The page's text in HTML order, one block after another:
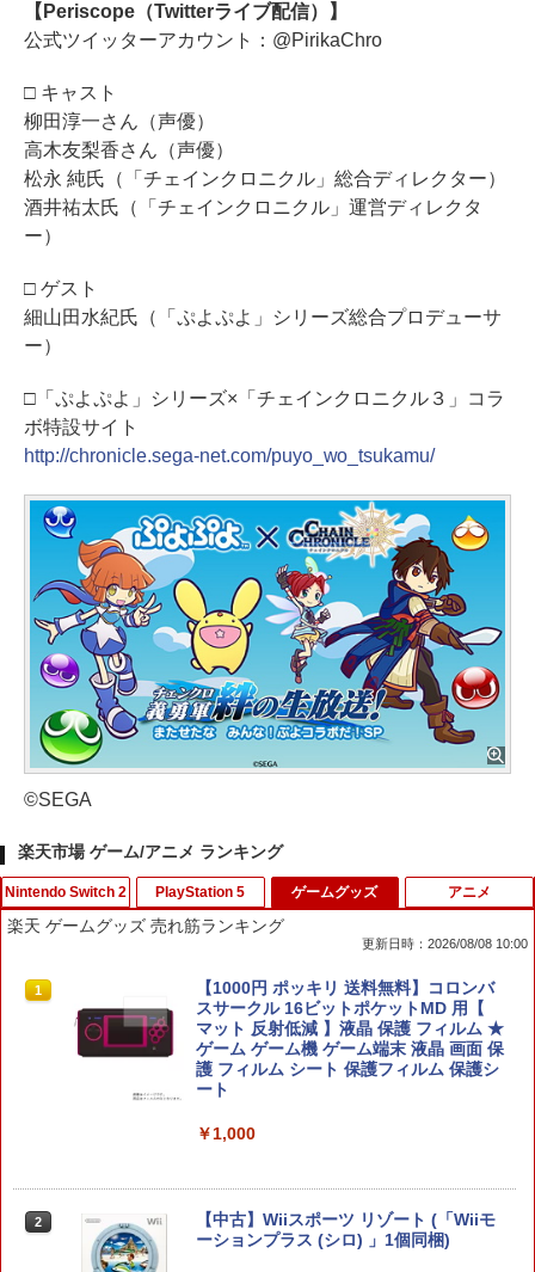
【Periscope（Twitterライブ配信）】
公式ツイッターアカウント：@PirikaChro
□ キャスト
柳田淳一さん（声優）
高木友梨香さん（声優）
松永 純氏（「チェインクロニクル」総合ディレクター）
酒井祐太氏（「チェインクロニクル」運営ディレクタ
ー）
□ ゲスト
細山田水紀氏（「ぷよぷよ」シリーズ総合プロデューサ
ー）
□「ぷよぷよ」シリーズ×「チェインクロニクル３」コラ
ボ特設サイト
http://chronicle.sega-net.com/puyo_wo_tsukamu/
©SEGA
楽天市場 ゲーム/アニメ ランキング
Nintendo Switch 2
1
龍の国 ルーンファクトリー Nintendo S
witch 2 Edition[ラッピング不可] R-LO
GI
￥4,980
￥5,676
PlayStation 5
1
[メール便OK]【新品】【PS5】イースIX
‐Monstrum NOX‐[在庫品]
￥3,200
￥3,484
ゲームグッズ
楽天 ゲームグッズ 売れ筋ランキング
更新日時：2026/08/08 10:00
1
【1000円 ポッキリ 送料無料】コロンバ
スサークル 16ビットポケットMD 用【
マット 反射低減 】液晶 保護 フィルム ★
ゲーム ゲーム機 ゲーム端末 液晶 画面 保
護 フィルム シート 保護フィルム 保護シ
ート
￥1,000
2
【中古】Wiiスポーツ リゾート (「Wiiモ
ーションプラス (シロ) 」1個同梱)
アニメ